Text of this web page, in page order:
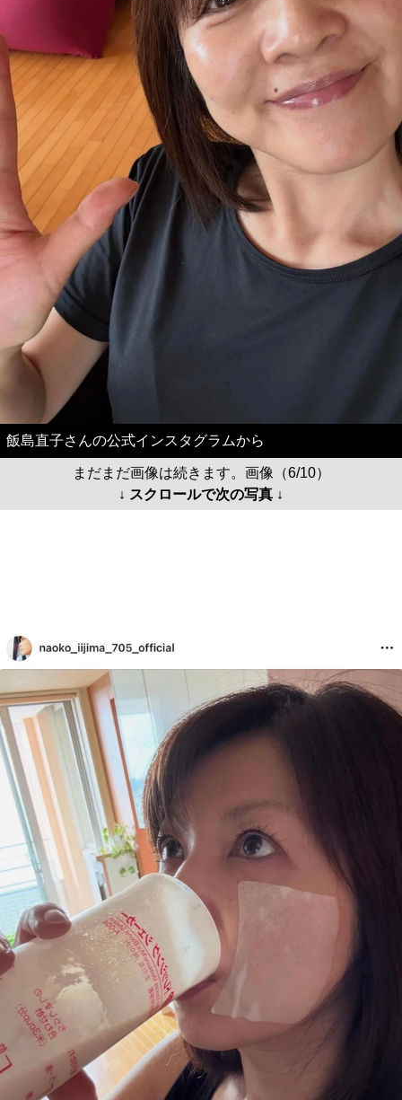
飯島直子さんの公式インスタグラムから
まだまだ画像は続きます。画像（6/10）
↓ スクロールで次の写真 ↓